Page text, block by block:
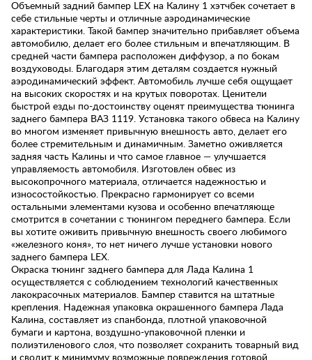
Объемный задний бампер LEX на Калину 1 хэтчбек сочетает в
себе стильные черты и отличные аэродинамические
характеристики. Такой бампер значительно прибавляет объема
автомобилю, делает его более стильным и впечатляющим. В
средней части бампера расположен диффузор, а по бокам
воздуховоды. Благодаря этим деталям создается нужный
аэродинамический эффект. Автомобиль лучше себя ощущает
на высоких скоростях и на крутых поворотах. Ценители
быстрой езды по-достоинству оценят преимущества тюнинга
заднего бампера ВАЗ 1119. Установка такого обвеса на Калину
во многом изменяет привычную внешность авто, делает его
более стремительным и динамичным. Заметно оживляется
задняя часть Калины и что самое главное — улучшается
управляемость автомобиля. Изготовлен обвес из
высокопрочного материала, отличается надежностью и
износостойкостью. Прекрасно гармонирует со всеми
остальными элементами кузова и особенно впечатляюще
смотрится в сочетании с тюнингом переднего бампера. Если
вы хотите оживить привычную внешность своего любимого
«железного коня», то нет ничего лучше установки нового
заднего бампера LEX.
Окраска тюнинг заднего бампера для Лада Калина 1
осуществляется с соблюдением технологий качественных
лакокрасочных материалов. Бампер ставится на штатные
крепления. Надежная упаковка окрашенного бампера Лада
Калина, составляет из спанбонда, плотной упаковочной
бумаги и картона, воздушно-упаковочной пленки и
полиэтиленового слоя, что позволяет сохранить товарный вид
и сводит к минимуму возможные повреждения готовой